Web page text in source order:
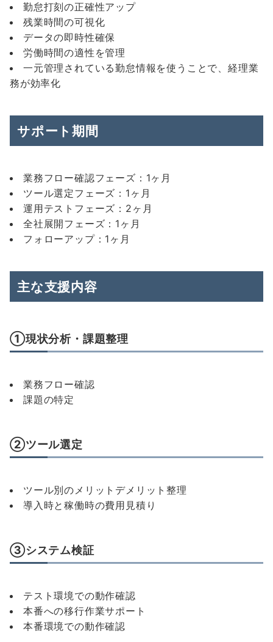
勤怠打刻の正確性アップ
残業時間の可視化
データの即時性確保
労働時間の適性を管理
一元管理されている勤怠情報を使うことで、経理業
務が効率化
サポート期間
業務フロー確認フェーズ：1ヶ月
ツール選定フェーズ：1ヶ月
運用テストフェーズ：2ヶ月
全社展開フェーズ：1ヶ月
フォローアップ：1ヶ月
主な支援内容
①現状分析・課題整理
業務フロー確認
課題の特定
②ツール選定
ツール別のメリットデメリット整理
導入時と稼働時の費用見積り
③システム検証
テスト環境での動作確認
本番への移行作業サポート
本番環境での動作確認